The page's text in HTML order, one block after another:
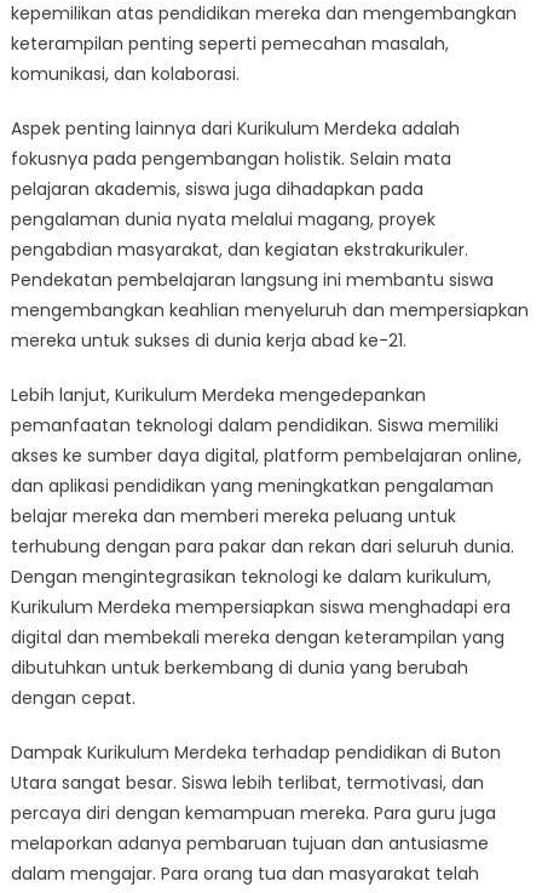
kepemilikan atas pendidikan mereka dan mengembangkan
keterampilan penting seperti pemecahan masalah,
komunikasi, dan kolaborasi.
Aspek penting lainnya dari Kurikulum Merdeka adalah
fokusnya pada pengembangan holistik. Selain mata
pelajaran akademis, siswa juga dihadapkan pada
pengalaman dunia nyata melalui magang, proyek
pengabdian masyarakat, dan kegiatan ekstrakurikuler.
Pendekatan pembelajaran langsung ini membantu siswa
mengembangkan keahlian menyeluruh dan mempersiapkan
mereka untuk sukses di dunia kerja abad ke-21.
Lebih lanjut, Kurikulum Merdeka mengedepankan
pemanfaatan teknologi dalam pendidikan. Siswa memiliki
akses ke sumber daya digital, platform pembelajaran online,
dan aplikasi pendidikan yang meningkatkan pengalaman
belajar mereka dan memberi mereka peluang untuk
terhubung dengan para pakar dan rekan dari seluruh dunia.
Dengan mengintegrasikan teknologi ke dalam kurikulum,
Kurikulum Merdeka mempersiapkan siswa menghadapi era
digital dan membekali mereka dengan keterampilan yang
dibutuhkan untuk berkembang di dunia yang berubah
dengan cepat.
Dampak Kurikulum Merdeka terhadap pendidikan di Buton
Utara sangat besar. Siswa lebih terlibat, termotivasi, dan
percaya diri dengan kemampuan mereka. Para guru juga
melaporkan adanya pembaruan tujuan dan antusiasme
dalam mengajar. Para orang tua dan masyarakat telah